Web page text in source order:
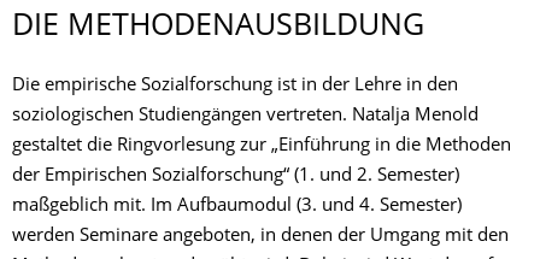
DIE METHODENAUSBIL­DUNG
Die empirische Sozialforschung ist in der Lehre in den
soziologischen Studiengängen vertreten. Natalja Menold
gestaltet die Ringvorlesung zur „Einführung in die Methoden
der Empirischen Sozialforschung“ (1. und 2. Semester)
maßgeblich mit. Im Aufbaumodul (3. und 4. Semester)
werden Seminare angeboten, in denen der Umgang mit den